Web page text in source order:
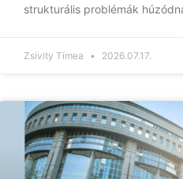
strukturális problémák
Zsivity Tímea 2026.07.17.